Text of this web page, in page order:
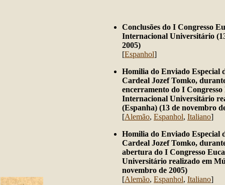
Conclusões do I Congresso
Internacional Universitário
2005)
[Espanhol]
Homilia do Enviado Especial
Cardeal Jozef Tomko,
encerramento do I
Internacional Universitário
(Espanha) (13 de novembro
[Alemão, Espanhol, Italiano]
Homilia do Enviado Especial
Cardeal Jozef Tomko,
abertura do I Congresso
Universitário realizado em
novembro de 2005)
[Alemão, Espanhol, Italiano]